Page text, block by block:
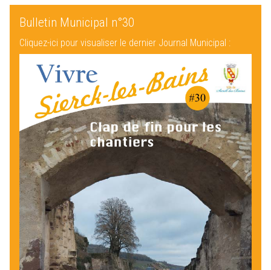
Bulletin Municipal n°30
Cliquez-ici pour visualiser le dernier Journal Municipal :